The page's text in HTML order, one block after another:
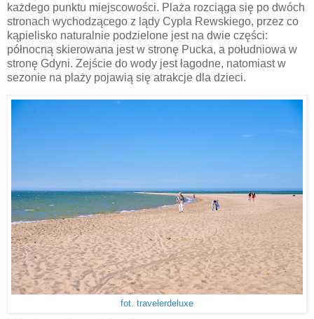
każdego punktu miejscowości. Plaża rozciąga się po dwóch
stronach wychodzącego z lądy Cypla Rewskiego, przez co
kąpielisko naturalnie podzielone jest na dwie części:
północną skierowana jest w stronę Pucka, a południowa w
stronę Gdyni. Zejście do wody jest łagodne, natomiast w
sezonie na plaży pojawią się atrakcje dla dzieci.
fot. travelerdeluxe